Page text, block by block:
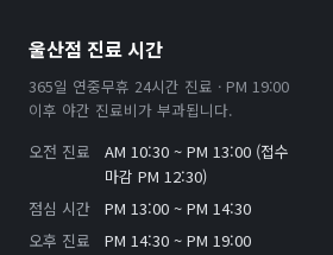
울산점 진료 시간
365일 연중무휴 24시간 진료 · PM 19:00
이후 야간 진료비가 부과됩니다.
오전 진료
AM 10:30 ~ PM 13:00 (접수
마감 PM 12:30)
점심 시간
PM 13:00 ~ PM 14:30
오후 진료
PM 14:30 ~ PM 19:00